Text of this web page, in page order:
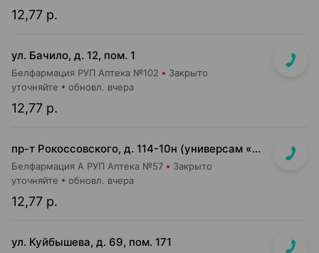
12,77 р.
ул. Бачило, д. 12, пом. 1
Белфармация РУП Аптека №102 Закрыто
12,77 р.
уточняйте обновл. вчера
пр-т Рокоссовского, д. 114-10н (универсам «Санта»)
Белфармация А РУП Аптека №57 Закрыто
12,77 р.
уточняйте обновл. вчера
ул. Куйбышева, д. 69, пом. 171